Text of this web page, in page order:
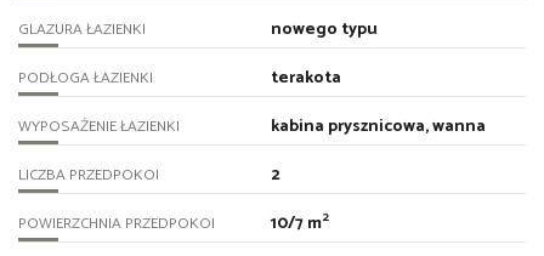
GLAZURA ŁAZIENKI nowego typu
PODŁOGA ŁAZIENKI terakota
WYPOSAŻENIE ŁAZIENKI kabina prysznicowa, wanna
LICZBA PRZEDPOKOI 2
POWIERZCHNIA PRZEDPOKOI 10/7 m2